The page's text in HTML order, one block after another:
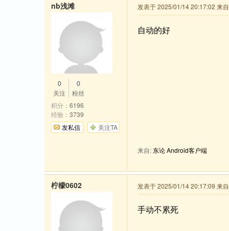
发表于 2025/01/14 20:17:02 来
自动的好
来自:东论 Android客户端
nb浅滩
0
关注
0
粉丝
积分： 6196
经验： 3739
发私信
关注TA
发表于 2025/01/14 20:17:09 来
手动不累死
柠檬0602